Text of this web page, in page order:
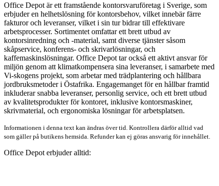
Office Depot är ett framstående kontorsvaruföretag i Sverige, som
erbjuder en helhetslösning för kontorsbehov, vilket innebär färre
fakturor och leveranser, vilket i sin tur bidrar till effektivare
arbetsprocesser. Sortimentet omfattar ett brett utbud av
kontorsinredning och -material, samt diverse tjänster såsom
skåpservice, konferens- och skrivarlösningar, och
kaffemaskinslösningar. Office Depot tar också ett aktivt ansvar för
miljön genom att klimatkompensera sina leveranser, i samarbete med
Vi-skogens projekt, som arbetar med trädplantering och hållbara
jordbruksmetoder i Östafrika. Engagemanget för en hållbar framtid
inkluderar snabba leveranser, personlig service, och ett brett utbud
av kvalitetsprodukter för kontoret, inklusive kontorsmaskiner,
skrivmaterial, och ergonomiska lösningar för arbetsplatsen.
Informationen i denna text kan ändras över tid. Kontrollera därför alltid vad
som gäller på butikens hemsida. Refunder kan ej göras ansvarig för innehållet.
Office Depot erbjuder alltid: